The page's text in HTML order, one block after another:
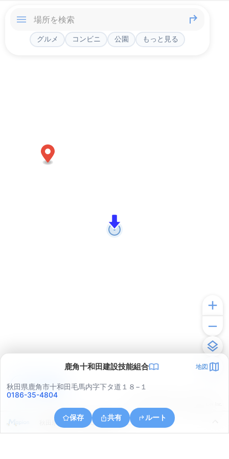
グルメ コンビニ 公園 もっと見る
鹿角十和田建設技能組合 地図
秋田県鹿角市十和田毛馬内字下タ道１８−１
0186-35-4804
保存 共有 ルート
秋田県鹿角市十和田毛馬内寺ノ上
アプリで見る